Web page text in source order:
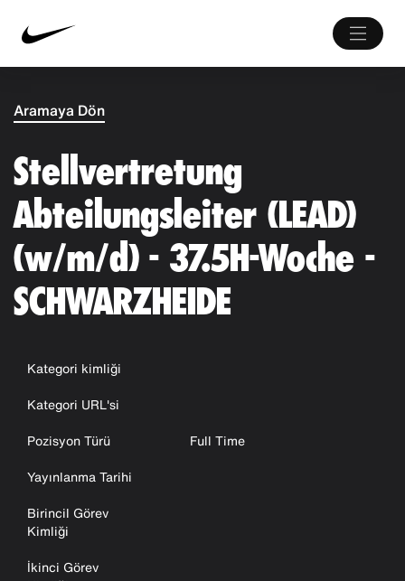
Aramaya Dön
Stellvertretung
Abteilungsleiter (LEAD)
(w/m/d) - 37.5H-Woche -
SCHWARZHEIDE
Kategori kimliği
Kategori URL'si
Pozisyon Türü
Full Time
Yayınlanma Tarihi
Birincil Görev
Kimliği
İkinci Görev